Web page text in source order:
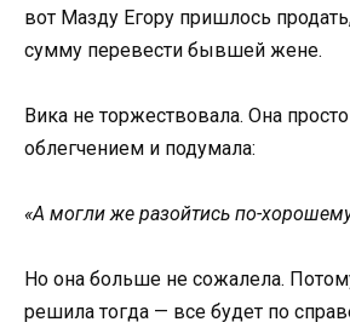
вот Мазду Егору пришлось
сумму перевести бывшей жене.
Вика не торжествовала. Она
облегчением и подумала:
«А могли же разойтись по-
Но она больше не сожалела.
решила тогда — все будет по